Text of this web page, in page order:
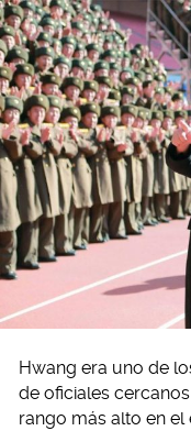
Hwang era uno de
de oficiales
rango más alto en el